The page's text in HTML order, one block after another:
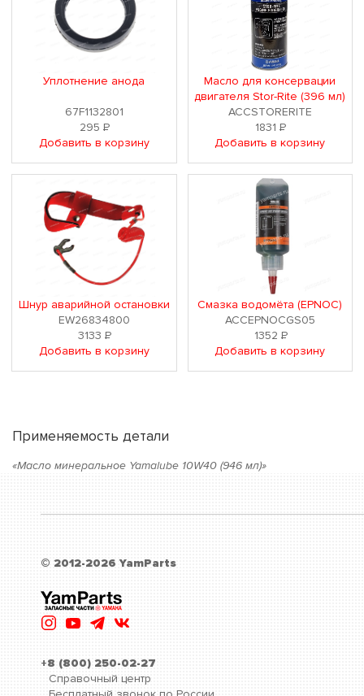
Уплотнение анода
67F1132801
295Р
Добавить в корзину
Масло для консервации
двигателя Stor-Rite (396 мл)
ACCSTORERITE
1831Р
Добавить в корзину
Шнур аварийной остановки
EW26834800
3133Р
Добавить в корзину
Смазка водомёта (EPNOC)
ACCEPNOCGS05
1352 Р
Добавить в корзину
Применяемость детали
«Масло минеральное Yamalube 10W40 (946 мл)»
© 2012-2026 YamParts
+8 (800) 250-02-27
Справочный центр